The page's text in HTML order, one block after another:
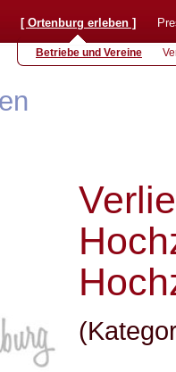
[ Ortenburg erleben ]
Betriebe und Vereine